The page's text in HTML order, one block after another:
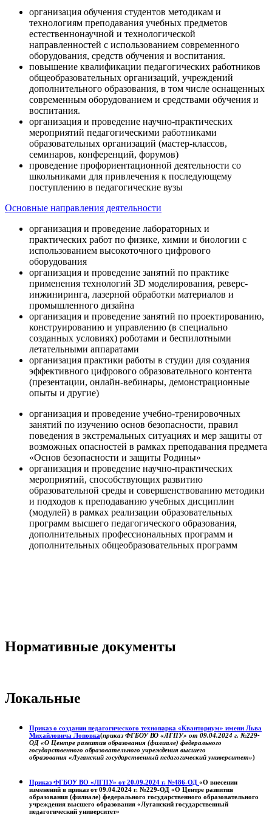
организация обучения студентов методикам и
технологиям преподавания учебных предметов
естественнонаучной и технологической
направленностей с использованием современного
оборудования, средств обучения и воспитания.
повышение квалификации педагогических работников
общеобразовательных организаций, учреждений
дополнительного образования, в том числе оснащенных
современным оборудованием и средствами обучения и
воспитания.
организация и проведение научно-практических
мероприятий педагогическими работниками
образовательных организаций (мастер-классов,
семинаров, конференций, форумов)
проведение профориентационной деятельности со
школьниками для привлечения к последующему
поступлению в педагогические вузы
Основные направления деятельности
организация и проведение лабораторных и
практических работ по физике, химии и биологии с
использованием высокоточного цифрового
оборудования
организация и проведение занятий по практике
применения технологий 3D моделирования, реверс-
инжиниринга, лазерной обработки материалов и
промышленного дизайна
организация и проведение занятий по проектированию,
конструированию и управлению (в специально
созданных условиях) роботами и беспилотными
летательными аппаратами
организация практики работы в студии для создания
эффективного цифрового образовательного контента
(презентации, онлайн-вебинары, демонстрационные
опыты и другие)
организация и проведение учебно-тренировочных
занятий по изучению основ безопасности, правил
поведения в экстремальных ситуациях и мер защиты от
возможных опасностей в рамках преподавания предмета
«Основ безопасности и защиты Родины»
организация и проведение научно-практических
мероприятий, способствующих развитию
образовательной среды и совершенствованию методики
и подходов к преподаванию учебных дисциплин
(модулей) в рамках реализации образовательных
программ высшего педагогического образования,
дополнительных профессиональных программ и
дополнительных общеобразовательных программ
Нормативные документы
Локальные
Приказ о создании педагогического технопарка «Кванториум» имени Льва
Михайловича Лоповка(приказ ФГБОУ ВО «ЛГПУ» от 09.04.2024 г. №229-
ОД «О Центре развития образования (филиале) федерального
государственного образовательного учреждения высшего
образования «Луганский государственный педагогический университет»)
Приказ ФГБОУ ВО «ЛГПУ» от 20.09.2024 г. №486-ОД «О внесении
изменений в приказ от 09.04.2024 г. №229-ОД «О Центре развития
образования (филиале) федерального государственного образовательного
учреждения высшего образования «Луганский государственный
педагогический университет»